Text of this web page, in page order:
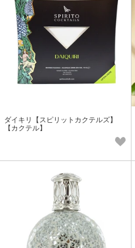
ダイキリ【スピリットカクテルズ】
【カクテル】